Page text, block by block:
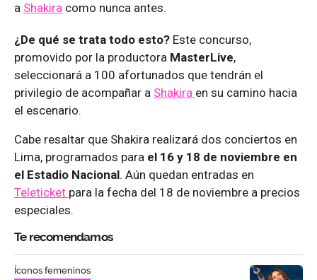
a Shakira como nunca antes.
¿De qué se trata todo esto? Este concurso,
promovido por la productora MasterLive,
seleccionará a 100 afortunados que tendrán el
privilegio de acompañar a Shakira en su camino hacia
el escenario.
Cabe resaltar que Shakira realizará dos conciertos en
Lima, programados para el 16 y 18 de noviembre en
el Estadio Nacional. Aún quedan entradas en
Teleticket para la fecha del 18 de noviembre a precios
especiales.
Te recomendamos
Íconos femeninos